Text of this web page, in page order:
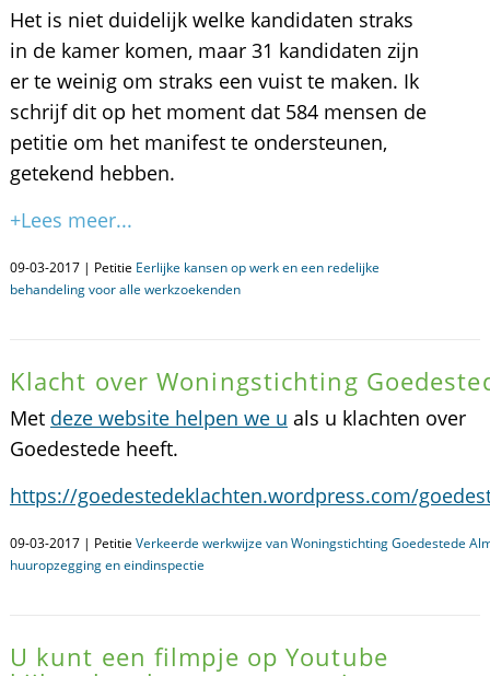
Het is niet duidelijk welke kandidaten straks
in de kamer komen, maar 31 kandidaten zijn
er te weinig om straks een vuist te maken. Ik
schrijf dit op het moment dat 584 mensen de
petitie om het manifest te ondersteunen,
getekend hebben.
+Lees meer...
09-03-2017 | Petitie Eerlijke kansen op werk en een redelijke
behandeling voor alle werkzoekenden
Klacht over Woningstichting
Met deze website helpen we u als u klachten over
Goedestede heeft.
https://goedestedeklachten.wordpress.com/
09-03-2017 | Petitie Verkeerde werkwijze van Woningstichting Goedestede
huuropzegging en eindinspectie
U kunt een filmpje op Youtube